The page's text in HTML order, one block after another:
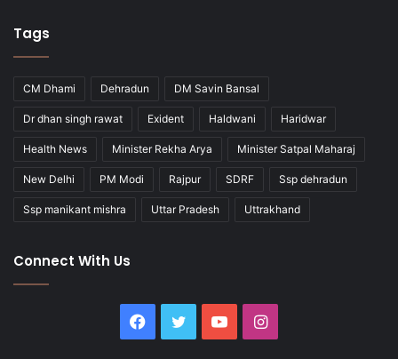
Tags
CM Dhami Dehradun DM Savin Bansal
Dr dhan singh rawat Exident Haldwani Haridwar
Health News Minister Rekha Arya Minister Satpal Maharaj
New Delhi PM Modi Rajpur SDRF Ssp dehradun
Ssp manikant mishra Uttar Pradesh Uttrakhand
Connect With Us
Facebook
Twitter YouTubeInstagram